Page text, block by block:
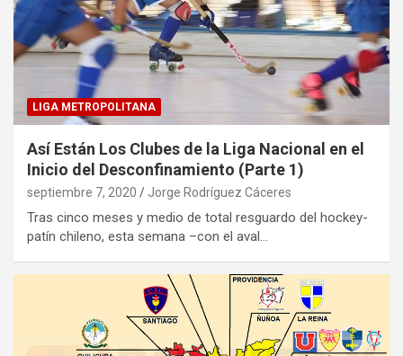
LIGA METROPOLITANA
Así Están Los Clubes de la Liga Nacional en el
Inicio del Desconfinamiento (Parte 1)
septiembre 7, 2020 Jorge Rodríguez Cáceres
Tras cinco meses y medio de total resguardo del hockey-
patín chileno, esta semana –con el aval…